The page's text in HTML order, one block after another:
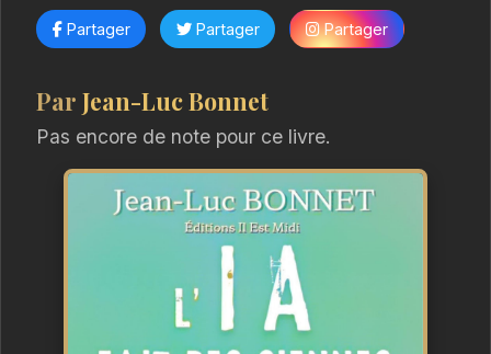
Partager Partager Partager
Par Jean-Luc Bonnet
Pas encore de note pour ce livre.